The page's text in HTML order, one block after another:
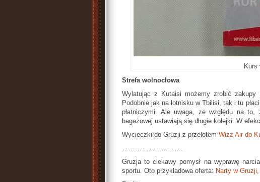
Kurs
Strefa wolnocłowa
Wylatując z Kutaisi możemy zrobić zakupy
Podobnie jak na lotnisku w Tbilisi, tak i tu
płatniczymi. Ale uwaga, ze względu na
bagażowej ustawiają się długie kolejki. W
Wycieczki do Gruzji z przelotem Wizz Air do
……………………….
Gruzja to ciekawy pomysł na wyprawę
sportu. Oto przykładowa oferta: Narty w